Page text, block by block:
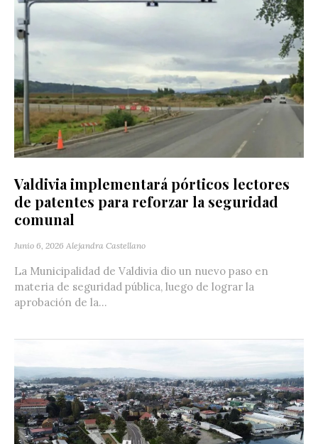
Valdivia implementará pórticos lectores
de patentes para reforzar la seguridad
comunal
Junio 6, 2026 Alejandra Castellano
La Municipalidad de Valdivia dio un nuevo paso en
materia de seguridad pública, luego de lograr la
aprobación de la...